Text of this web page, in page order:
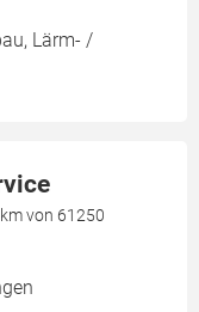
Lärm- /
von 61250